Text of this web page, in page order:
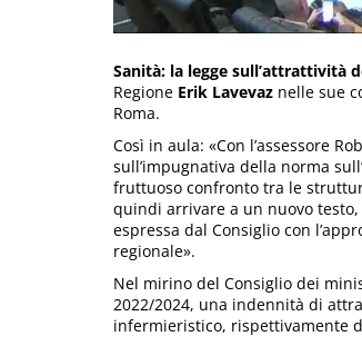
Sanità: la legge sull’attrattività
Regione Erik Lavevaz nelle sue
Roma.
Così in aula: «Con l’assessore
sull’impugnativa della norma
fruttuoso confronto tra le
quindi arrivare a un nuovo testo,
espressa dal Consiglio con
regionale».
Nel mirino del Consiglio dei
2022/2024, una indennità di
infermieristico, rispettivamente